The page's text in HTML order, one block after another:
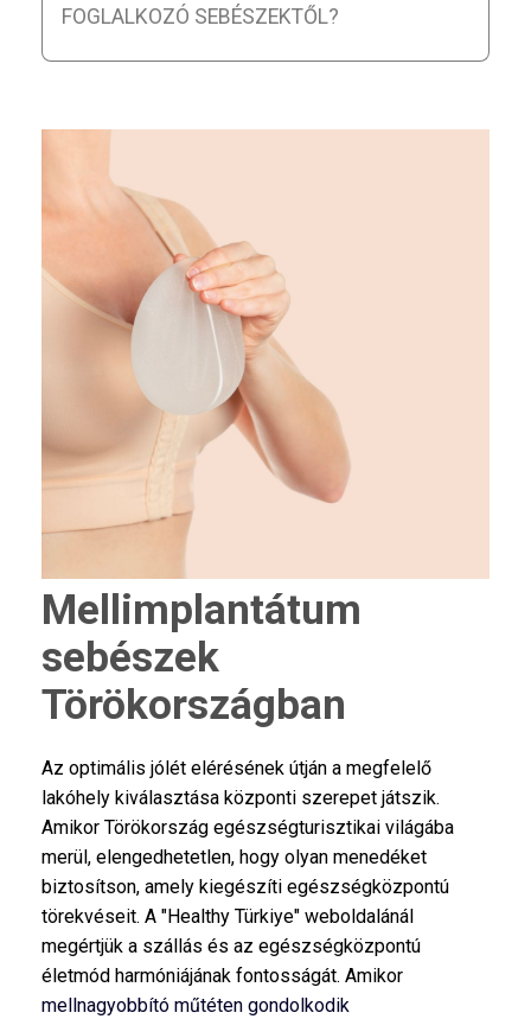
FOGLALKOZÓ SEBÉSZEKTŐL?
Mellimplantátum
sebészek
Törökországban
Az optimális jólét elérésének útján a megfelelő
lakóhely kiválasztása központi szerepet játszik.
Amikor Törökország egészségturisztikai világába
merül, elengedhetetlen, hogy olyan menedéket
biztosítson, amely kiegészíti egészségközpontú
törekvéseit. A "Healthy Türkiye" weboldalánál
megértjük a szállás és az egészségközpontú
életmód harmóniájának fontosságát. Amikor
mellnagyobbító műtéten gondolkodik